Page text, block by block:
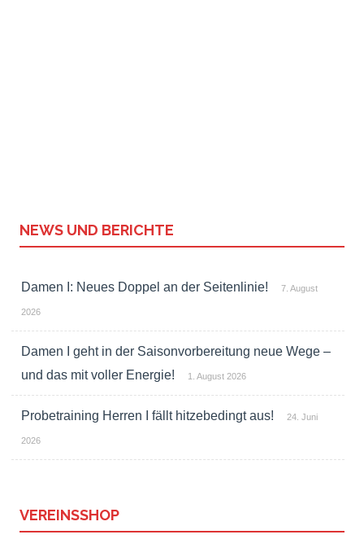
NEWS UND BERICHTE
Damen I: Neues Doppel an der Seitenlinie! 7. August
2026
Damen I geht in der Saisonvorbereitung neue Wege –
und das mit voller Energie!
1. August 2026
Probetraining Herren I fällt hitzebedingt aus! 24. Juni
2026
VEREINSSHOP